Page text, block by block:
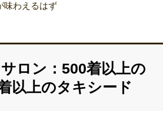
味わえるはず
ロン：500着以上の
以上のタキシード